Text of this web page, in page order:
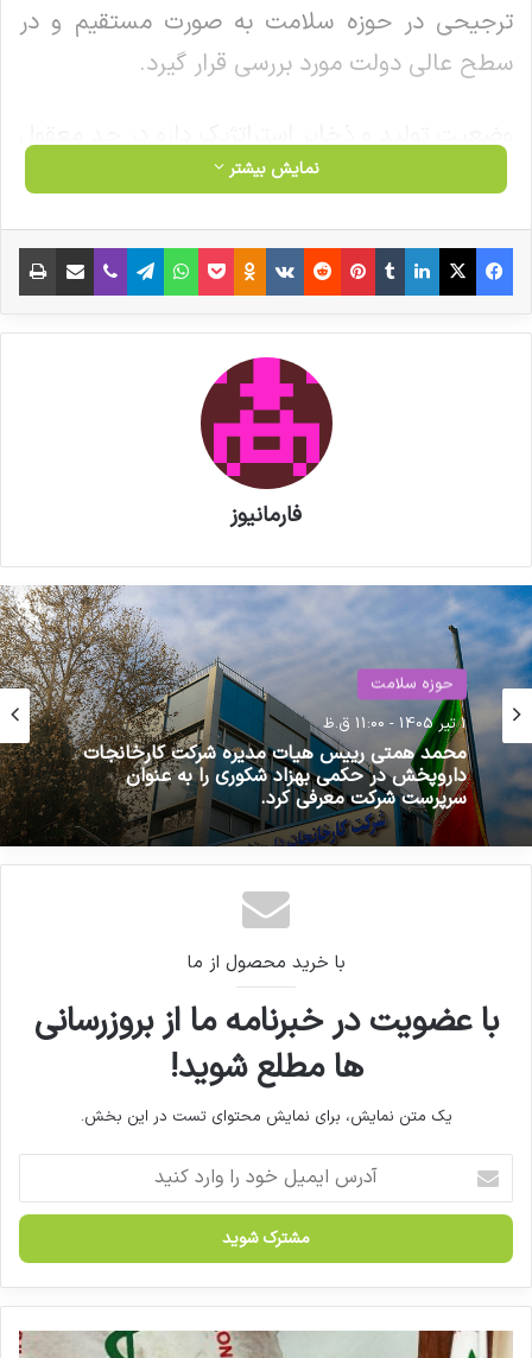
ترجیحی در حوزه سلامت به‌ صورت مستقیم و در
سطح عالی دولت مورد بررسی قرار گیرد.
است و در صورت انجام به‌ موقع تخصیص‌ها تا پایان
شیر خشک و ملزومات مصرفی پزشکی در مراکز
بهداشتی و درمانی جلوگیری کرد.
مقرر شد بانک مرکزی، دیوان محاسبات کشور،
سازمان غذا و دارو و نماینده کمیسیون بهداشت و
درمان مجلس، گزارش شفاف و به‌روز از میزان
تخصیص ارز ترجیحی ارائه دهند و برنامه‌ریزی لازم
برای پرداخت منظم باقی‌مانده منابع تا پایان سال
انجام شود تا در ماه‌های ابتدایی سال ۱۴۰۵ کمبود
داروهای حیاتی و بحرانی رخ ندهد.
نوشته های مشابه
داروخانه‌ها از اتصال به سامانه
مودیان مستثنی شوند
آئین نامه طرح دارو رسانی درب منزل
به زودی ابلاغ می شود
کپی لینک
نمایش بیشتر
فیس بوک X لینکدین ‫تامبلر ‫پین‌ترست ‫رددیت ‫VKontakte
‫Odnoklassniki پاکت واتس آپ تلگرام وایبر اشتراک گذاری از طریق ایمیل
فارمانیوز
حوزه سلامت
1 تیر 1405 - 11:00 ق.ظ
محمد همتی رییس هیات مدیره شرکت کارخانجات
داروپخش در حکمی بهزاد شکوری را به عنوان
حوزه سلامت
14 بهمن 1404 - 8:38 ق.ظ
مسعود پزشکیان رئیس جمهوری، به وزیر امور خارجه
دستور داد موضوع مذاکره با آمریکا را بررسی کند
با خرید محصول از ما
با عضویت در خبرنامه ما از بروزرسانی
ها مطلع شوید!
یک متن نمایش، برای نمایش محتوای تست در این بخش.
ر
ا
ی
م